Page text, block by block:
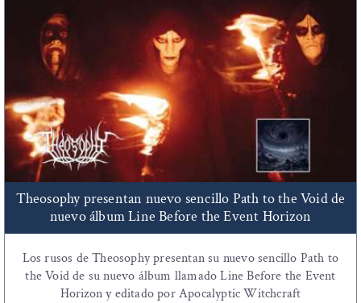
Theosophy presentan nuevo sencillo Path to the Void de
nuevo álbum Line Before the Event Horizon
Los rusos de Theosophy presentan su nuevo sencillo Path to
the Void de su nuevo álbum llamado Line Before the Event
Horizon y editado por Apocalyptic Witchcraft